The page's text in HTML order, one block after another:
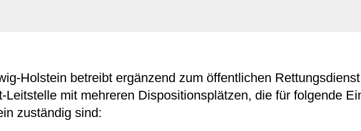
Holstein betreibt ergänzend zum öffentlichen
Leitstelle mit mehreren Dispositionsplätzen, die für folgende
zuständig sind: